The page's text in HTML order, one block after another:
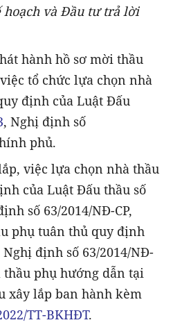
hoạch và Đầu tư trả lời
hành hồ sơ mời thầu
tổ chức lựa chọn nhà
định của Luật Đấu
, Nghị định số
phủ.
việc lựa chọn nhà thầu
của Luật Đấu thầu số
số 63/2014/NĐ-CP,
phụ tuân thủ quy định
định số 63/2014/NĐ-
thầu phụ hướng dẫn tại
xây lắp ban hành kèm
TT-BKHĐT.